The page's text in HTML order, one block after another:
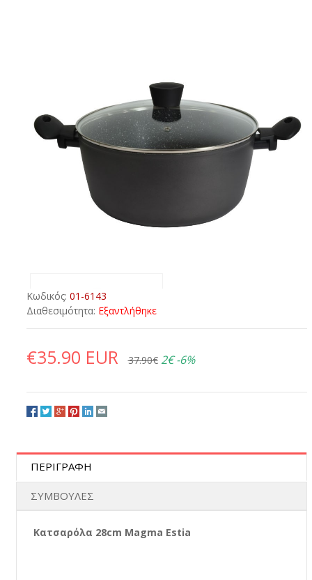
Κωδικός: 01-6143
Διαθεσιμότητα: Εξαντλήθηκε
€35.90 EUR 37.90€ 2€ -6%
ΠΕΡΙΓΡΑΦΗ
ΣΥΜΒΟΥΛΕΣ
Κατσαρόλα 28cm Magma Εstia